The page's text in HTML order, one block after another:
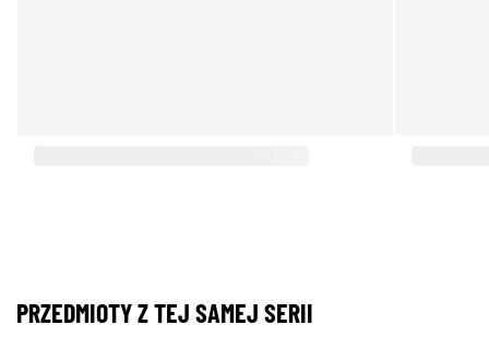
PRZEDMIOTY Z TEJ SAMEJ SERII